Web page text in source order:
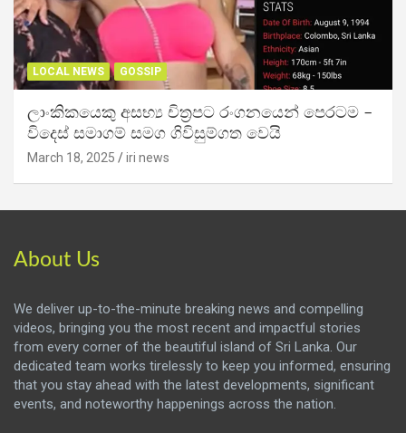
LOCAL NEWS GOSSIP
ලාංකිකයෙකු අසභ්‍ය චිත්‍රපට රංගනයෙන් පෙරටම –
විදෙස් සමාගම් සමග ගිවිසුම්ගත වෙයි
March 18, 2025 iri news
About Us
We deliver up-to-the-minute breaking news and compelling
videos, bringing you the most recent and impactful stories
from every corner of the beautiful island of Sri Lanka. Our
dedicated team works tirelessly to keep you informed, ensuring
that you stay ahead with the latest developments, significant
events, and noteworthy happenings across the nation.